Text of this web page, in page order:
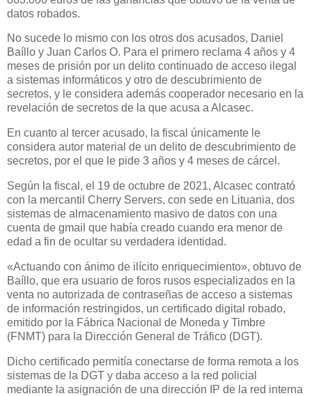
datos robados.
No sucede lo mismo con los otros dos acusados, Daniel
Baíllo y Juan Carlos O. Para el primero reclama 4 años y 4
meses de prisión por un delito continuado de acceso ilegal
a sistemas informáticos y otro de descubrimiento de
secretos, y le considera además cooperador necesario en la
revelación de secretos de la que acusa a Alcasec.
En cuanto al tercer acusado, la fiscal únicamente le
considera autor material de un delito de descubrimiento de
secretos, por el que le pide 3 años y 4 meses de cárcel.
Según la fiscal, el 19 de octubre de 2021, Alcasec contrató
con la mercantil Cherry Servers, con sede en Lituania, dos
sistemas de almacenamiento masivo de datos con una
cuenta de gmail que había creado cuando era menor de
edad a fin de ocultar su verdadera identidad.
«Actuando con ánimo de ilícito enriquecimiento», obtuvo de
Baíllo, que era usuario de foros rusos especializados en la
venta no autorizada de contraseñas de acceso a sistemas
de información restringidos, un certificado digital robado,
emitido por la Fábrica Nacional de Moneda y Timbre
(FNMT) para la Dirección General de Tráfico (DGT).
Dicho certificado permitía conectarse de forma remota a los
sistemas de la DGT y daba acceso a la red policial
mediante la asignación de una dirección IP de la red interna